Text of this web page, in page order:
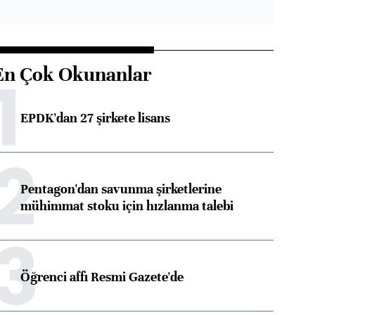
Çok Okunanlar
EPDK'dan 27 şirkete lisans
Pentagon'dan savunma şirketlerine
mühimmat stoku için hızlanma talebi
Öğrenci affı Resmi Gazete'de